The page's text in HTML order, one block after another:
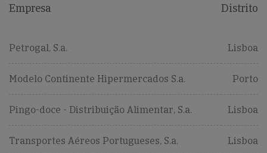
Empresa Distrito
Petrogal, S.a. Lisboa
Modelo Continente Hipermercados S.a. Porto
Pingo-doce - Distribuição Alimentar, S.a. Lisboa
Transportes Aéreos Portugueses, S.a. Lisboa